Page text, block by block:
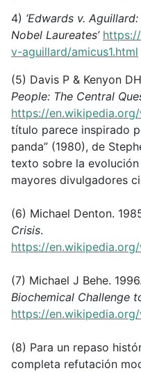
4) ‘Edwards v.
Nobel Laureates’
v-aguillard/amicus1.html
(5) Davis P & Kenyon
People: The Central
https://en.wikipedia.org/
título parece inspirado
panda” (1980), de
texto sobre la
mayores divulgadores
(6) Michael Denton.
Crisis.
https://en.wikipedia.org/
(7) Michael J Behe. 1996.
Biochemical Challenge
https://
(8) Para un repaso
completa refutación